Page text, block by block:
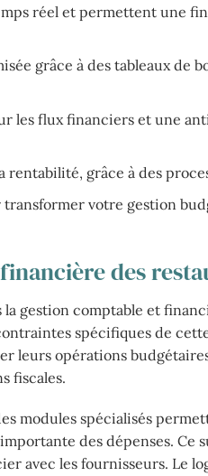
réel et permettent une
grâce à des tableaux de
les flux financiers et une
grâce à des
votre gestion
des
gestion comptable et
spécifiques de
opérations
fiscales.
modules spécialisés
des dépenses. Ce
avec les fournisseurs. Le